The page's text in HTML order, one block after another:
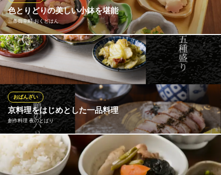
色とりどりの美しい小鉢を堪能
三条御幸町 おくどはん
京都産の新鮮な野菜や市場直送の鮮魚など、厳選素材を使用した
当店のおばんざい。「9種のおばんざい風前菜盛り合わせ」980円
（税込）では、季節の食材で織り成す美しいおばんざいを少しず
つご堪能いただけます。1鉢ごとに異なる表情を見せるおばんざい
の盛り合わせは、目でもお楽しみいただける逸品です。
三条御幸町 おくどはん
京の町屋居酒屋
地下鉄東西線京都市役所前駅 徒歩6分
京都府京都市中京区御幸町通三条上ル丸屋町318-3
京料理をはじめとした一品料理
創作料理 夜のとばり
おばんざい
旬の食材を使った和食の数々は、まるで四季を感じるような味わ
い。京都の地酒とともに、ゆっくりと流れる時間をお楽しみいた
だけます。お酒にぴったりなアテも豊富に取り揃え、食と会話が